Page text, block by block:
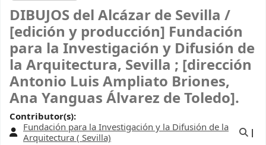
DIBUJOS del Alcázar de Sevilla /
[edición y producción] Fundación
para la Investigación y Difusión de
la Arquitectura, Sevilla ; [dirección
Antonio Luis Ampliato Briones,
Ana Yanguas Álvarez de Toledo].
Contributor(s):
Fundación para la Investigación y la Difusión de la
Arquitectura ( Sevilla)